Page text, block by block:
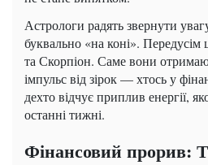
Астрологи радять звернути
буквально «на коні». Передусім
та Скорпіон. Саме вони
імпульс від зірок — хтось у
дехто відчує приплив енергії,
останні тижні.
Фінансовий прорив: